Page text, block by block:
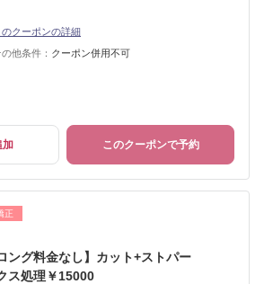
のクーポンの詳細
の他条件： クーポン併用不可
加 このクーポンで予約
正
ング料金なし】カット+ストパー
ス処理￥15000